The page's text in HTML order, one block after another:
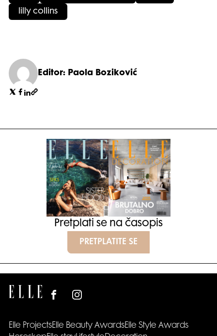
lilly collins
Editor: Paola Boziković
Pretplati se na časopis
PRETPLATITE SE
Elle ProjectsElle Beauty AwardsElle Style Awards